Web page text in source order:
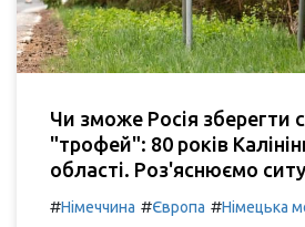
Чи зможе Росія зберегти
"трофей": 80 років
області. Роз'яснюємо
#Німеччина #Європа #Німецька